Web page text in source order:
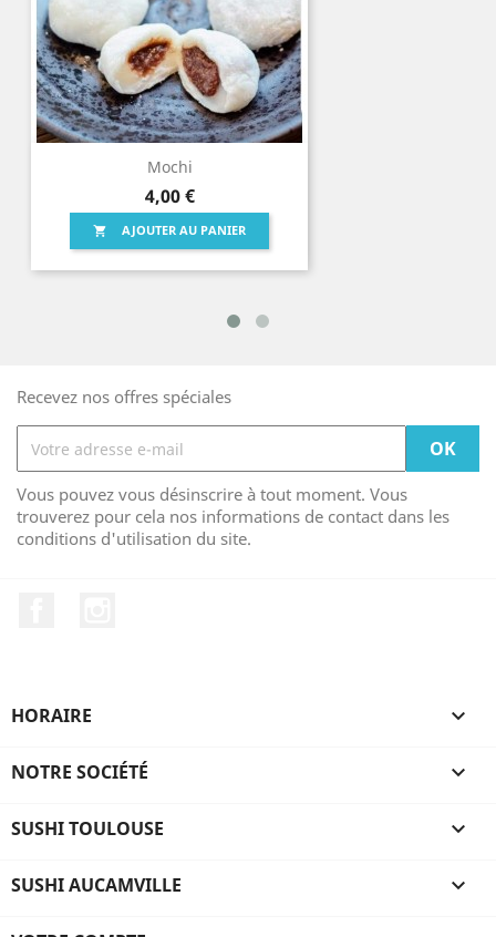
Mochi
Prix
4,00 €
 AJOUTER AU PANIER
Recevez nos offres spéciales
Vous pouvez vous désinscrire à tout moment. Vous
trouverez pour cela nos informations de contact dans les
conditions d'utilisation du site.
HORAIRE 
NOTRE SOCIÉTÉ 
SUSHI TOULOUSE 
SUSHI AUCAMVILLE 